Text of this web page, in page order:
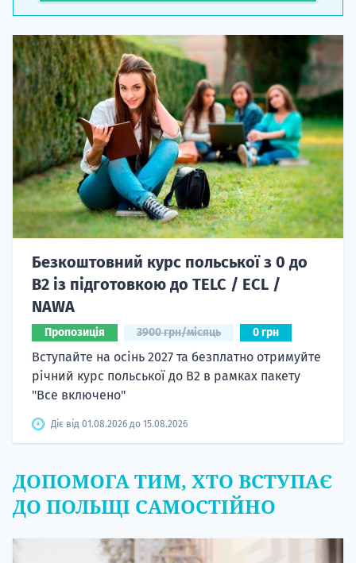
Безкоштовний курс польської з 0 до
B2 із підготовкою до TELC / ECL /
NAWA
Пропозиція 3900 грн/місяць 0 грн
Вступайте на осінь 2027 та безплатно отримуйте
річний курс польської до B2 в рамках пакету
"Все включено"
Діє від 01.08.2026 до 15.08.2026
ДОПОМОГА ТИМ, ХТО ВСТУПАЄ
ДО ПОЛЬЩІ САМОСТІЙНО